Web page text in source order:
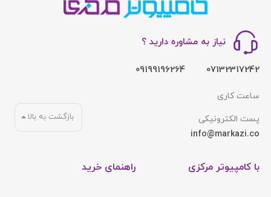
نیاز به مشاوره دارید ؟
07132317242
09199196264
ساعت کاری
پست الکترونیکی
info@markazi.co
با کامپیوتر مرکزی راهنمای خرید
بازگشت به بالا